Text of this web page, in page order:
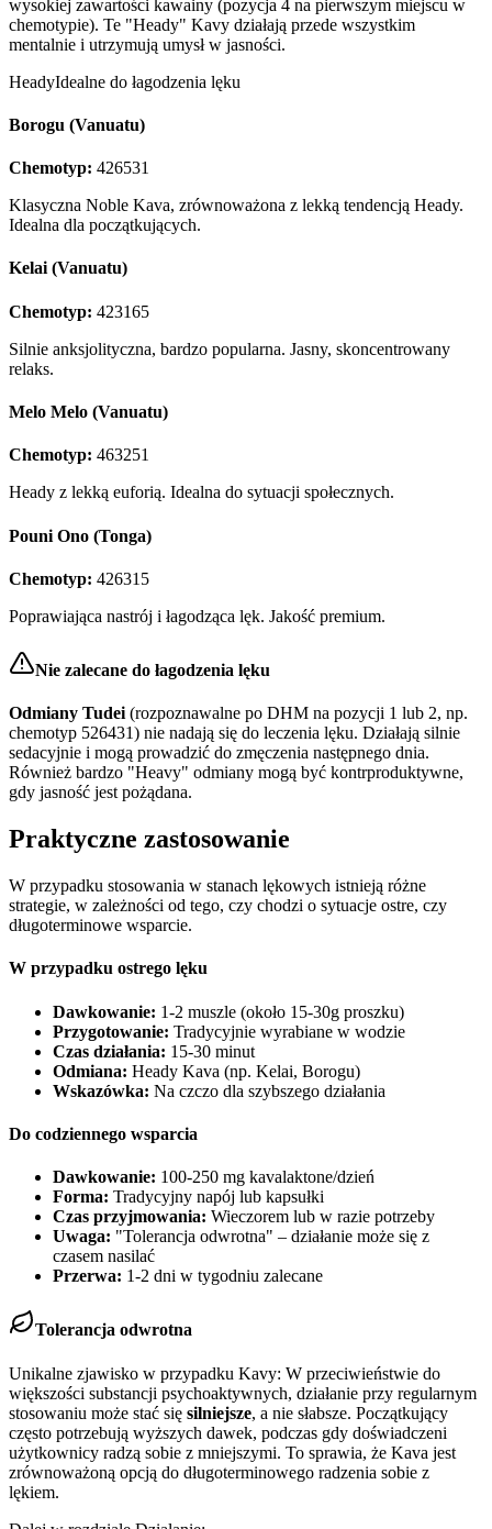
wysokiej zawartości kawainy (pozycja 4 na pierwszym miejscu w
chemotypie). Te "Heady" Kavy działają przede wszystkim
mentalnie i utrzymują umysł w jasności.
HeadyIdealne do łagodzenia lęku
Borogu (Vanuatu)
Chemotyp: 426531
Klasyczna Noble Kava, zrównoważona z lekką tendencją Heady.
Idealna dla początkujących.
Kelai (Vanuatu)
Chemotyp: 423165
Silnie anksjolityczna, bardzo popularna. Jasny, skoncentrowany
relaks.
Melo Melo (Vanuatu)
Chemotyp: 463251
Heady z lekką euforią. Idealna do sytuacji społecznych.
Pouni Ono (Tonga)
Chemotyp: 426315
Poprawiająca nastrój i łagodząca lęk. Jakość premium.
Nie zalecane do łagodzenia lęku
Odmiany Tudei (rozpoznawalne po DHM na pozycji 1 lub 2, np.
chemotyp 526431) nie nadają się do leczenia lęku. Działają silnie
sedacyjnie i mogą prowadzić do zmęczenia następnego dnia.
Również bardzo "Heavy" odmiany mogą być kontrproduktywne,
gdy jasność jest pożądana.
Praktyczne zastosowanie
W przypadku stosowania w stanach lękowych istnieją różne
strategie, w zależności od tego, czy chodzi o sytuacje ostre, czy
długoterminowe wsparcie.
W przypadku ostrego lęku
Dawkowanie: 1-2 muszle (około 15-30g proszku)
Przygotowanie: Tradycyjnie wyrabiane w wodzie
Czas działania: 15-30 minut
Odmiana: Heady Kava (np. Kelai, Borogu)
Wskazówka: Na czczo dla szybszego działania
Do codziennego wsparcia
Dawkowanie: 100-250 mg kavalaktone/dzień
Forma: Tradycyjny napój lub kapsułki
Czas przyjmowania: Wieczorem lub w razie potrzeby
Uwaga: "Tolerancja odwrotna" – działanie może się z
czasem nasilać
Przerwa: 1-2 dni w tygodniu zalecane
Tolerancja odwrotna
Unikalne zjawisko w przypadku Kavy: W przeciwieństwie do
większości substancji psychoaktywnych, działanie przy regularnym
stosowaniu może stać się silniejsze, a nie słabsze. Początkujący
często potrzebują wyższych dawek, podczas gdy doświadczeni
użytkownicy radzą sobie z mniejszymi. To sprawia, że Kava jest
zrównoważoną opcją do długoterminowego radzenia sobie z
lękiem.